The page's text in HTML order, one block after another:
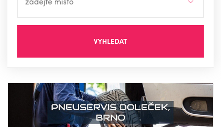
VYHLEDAT